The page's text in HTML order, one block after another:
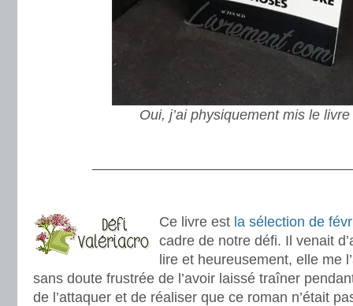
Oui, j’ai physiquement mis le
Ce livre est la sélection de
cadre de notre défi. Il venait
lire et heureusement, elle me
sans doute frustrée de l’avoir laissé traîner
de l’attaquer et de réaliser que ce roman n’était